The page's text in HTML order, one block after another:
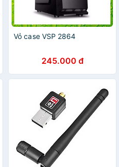
Vỏ case VSP 2864
245.000 đ